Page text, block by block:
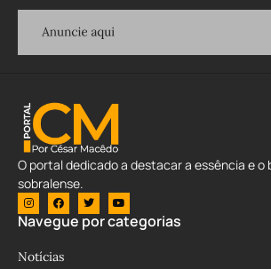
O portal dedicado a destacar a essência e o
sobralense.
Navegue por categorias
Notícias